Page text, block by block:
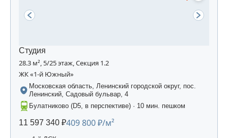
Студия
28.3 м², 5/25 этаж, Секция 1.2
ЖК «1-й Южный»
Московская область, Ленинский городской округ, пос.
Ленинский, Садовый бульвар, 4
Булатниково (D5, в перспективе) · 10 мин. пешком
11 597 340 ₽409 800 ₽/м²